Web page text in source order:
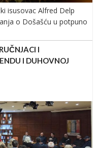
isusovac Alfred Delp
o Došašću u potpuno
I
I DUHOVNOJ